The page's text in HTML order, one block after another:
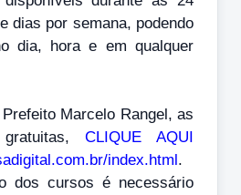
dias por semana, podendo
dia, hora e em qualquer
Marcelo Rangel, as
CLIQUE AQUI
index.html.
dos cursos é necessário